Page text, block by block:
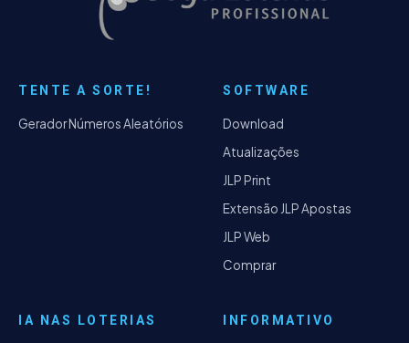
TENTE A SORTE!
Gerador Números Aleatórios
SOFTWARE
Download
Atualizações
JLP Print
Extensão JLP Apostas
JLP Web
Comprar
IA NAS LOTERIAS INFORMATIVO